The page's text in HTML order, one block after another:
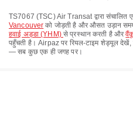
TS7067 (TSC)Air Transatद्वारा
Vancouver को जोड़ती है और औसत उड़ान
हवाई अड्डा (YHM) से प्रस्थान करती है और
पहुँचती है। Airpaz पर रियल-टाइम शेड्यूल
— सब कुछ एक ही जगह पर।